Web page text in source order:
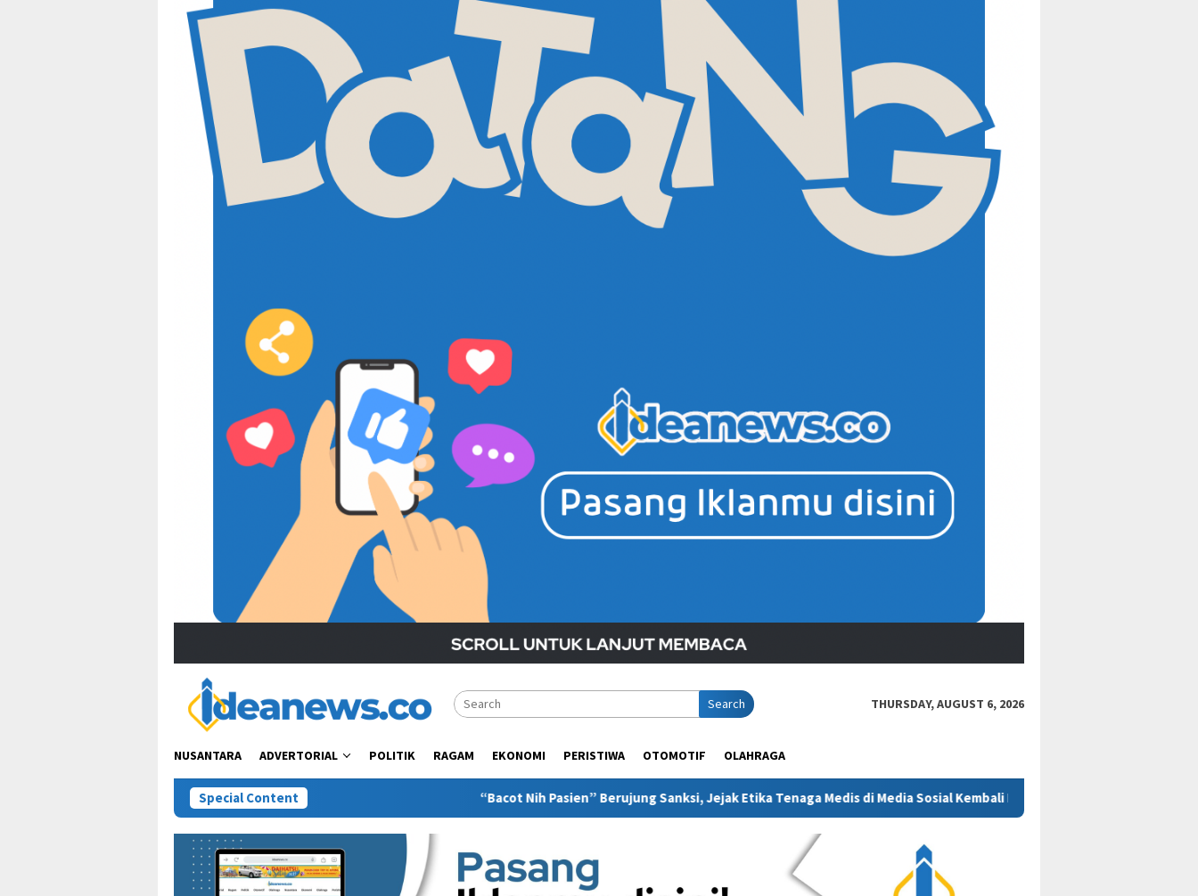
Search THURSDAY, AUGUST 6, 2026
NUSANTARA ADVERTORIAL POLITIK RAGAM EKONOMI PERISTIWA OTOMOTIF OLAHRAGA
Special Content “Bacot Nih Pasien” Berujung Sanksi, Jejak Etika Tenaga Medis di Media Sosial Kembali Dipertanyakan Polres Kukar Geledah Rumah